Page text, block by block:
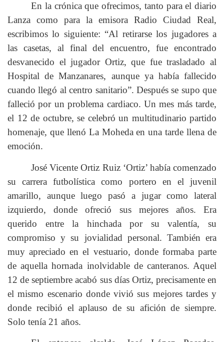
En la crónica que ofrecimos, tanto para el diario
Lanza como para la emisora Radio Ciudad Real,
escribimos lo siguiente: “Al retirarse los jugadores a
las casetas, al final del encuentro, fue encontrado
desvanecido el jugador Ortiz, que fue trasladado al
Hospital de Manzanares, aunque ya había fallecido
cuando llegó al centro sanitario”. Después se supo que
falleció por un problema cardiaco. Un mes más tarde,
el 12 de octubre, se celebró un multitudinario partido
homenaje, que llenó La Moheda en una tarde llena de
emoción.
José Vicente Ortiz Ruiz ‘Ortiz’ había comenzado
su carrera futbolística como portero en el juvenil
amarillo, aunque luego pasó a jugar como lateral
izquierdo, donde ofreció sus mejores años. Era
querido entre la hinchada por su valentía, su
compromiso y su jovialidad personal. También era
muy apreciado en el vestuario, donde formaba parte
de aquella hornada inolvidable de canteranos. Aquel
12 de septiembre acabó sus días Ortiz, precisamente en
el mismo escenario donde vivió sus mejores tardes y
donde recibió el aplauso de su afición de siempre.
Solo tenía 21 años.